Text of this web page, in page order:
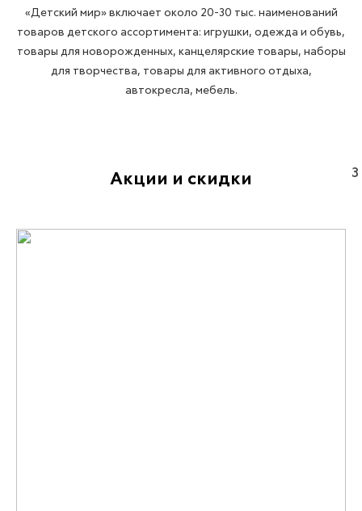
«Детский мир» включает около 20-30 тыс. наименований
товаров детского ассортимента: игрушки, одежда и обувь,
товары для новорожденных, канцелярские товары, наборы
для творчества, товары для активного отдыха,
автокресла, мебель.
3
Акции и скидки